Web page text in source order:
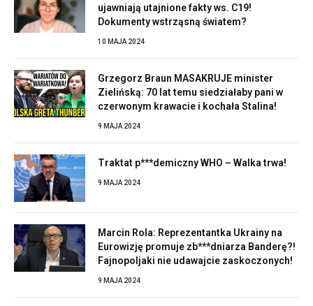
ujawniają utajnione fakty ws. C19!
Dokumenty wstrząsną światem?
10 MAJA 2024
Grzegorz Braun MASAKRUJE minister
Zielińską: 70 lat temu siedziałaby pani w
czerwonym krawacie i kochała Stalina!
9 MAJA 2024
Traktat p***demiczny WHO – Walka trwa!
9 MAJA 2024
Marcin Rola: Reprezentantka Ukrainy na
Eurowizję promuje zb***dniarza Banderę?!
Fajnopoljaki nie udawajcie zaskoczonych!
9 MAJA 2024